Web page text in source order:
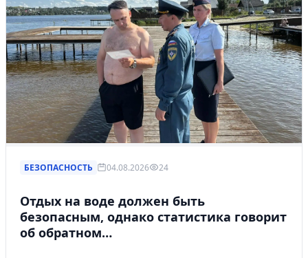
БЕЗОПАСНОСТЬ 04.08.2026 24
Отдых на воде должен быть
безопасным, однако статистика говорит
об обратном…